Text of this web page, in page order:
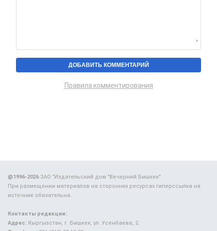
Правила комментирования
@1996-2026ЗАО "Издательский дом "Вечерний Бишкек"
При размещении материалов на сторонних ресурсах гиперссылка на
источник обязательна.
Контакты редакции:
Адрес: Кыргызстан, г. Бишкек, ул. Усенбаева, 2.